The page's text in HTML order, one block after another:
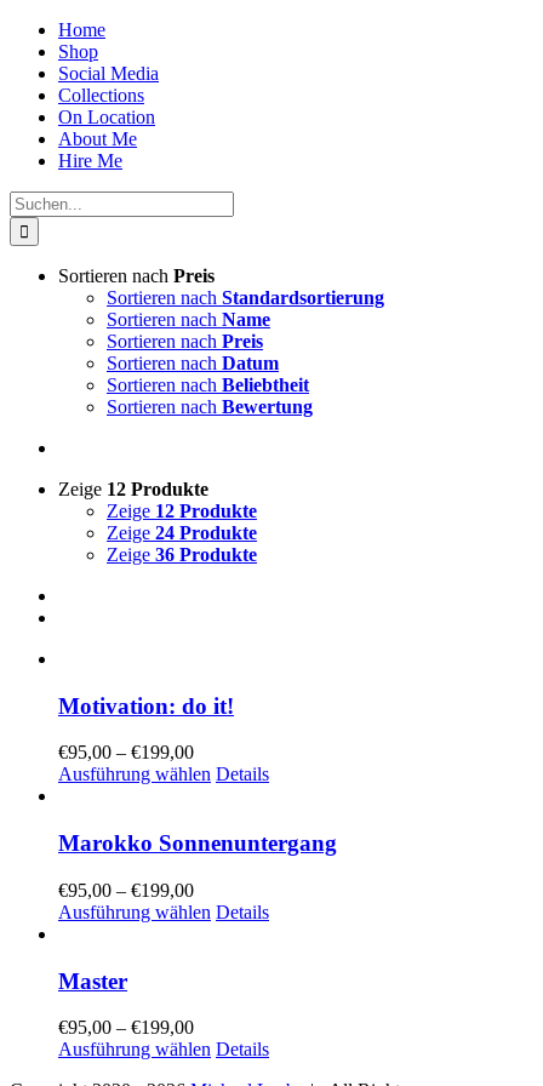
Zum
Inhalt
springen
Home
Shop
Social Media
Collections
On Location
About Me
Hire Me
Suche
nach:
Sortieren nach Preis
Sortieren nach Standardsortierung
Sortieren nach Name
Sortieren nach Preis
Sortieren nach Datum
Sortieren nach Beliebtheit
Sortieren nach Bewertung
Zeige 12 Produkte
Zeige 12 Produkte
Zeige 24 Produkte
Zeige 36 Produkte
Motivation: do it!
€95,00 – €199,00
Ausführung wählen Details
Marokko Sonnenuntergang
€95,00 – €199,00
Ausführung wählen Details
Master
€95,00 – €199,00
Ausführung wählen Details